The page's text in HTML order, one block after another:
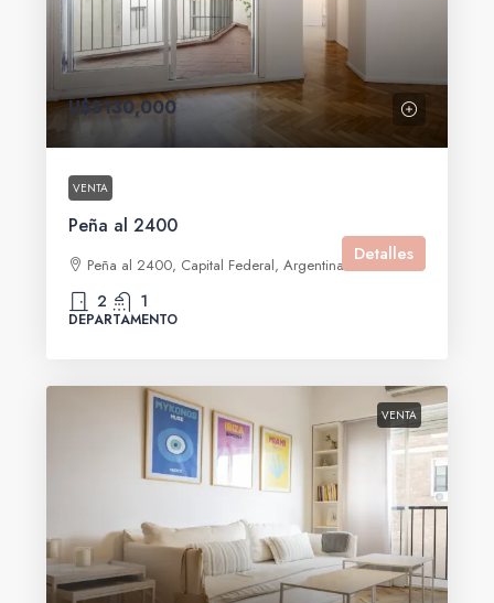
U$S130,000
VENTA
Peña al 2400
Peña al 2400, Capital Federal, Argentina
2 1
DEPARTAMENTO
Detalles
VENTA